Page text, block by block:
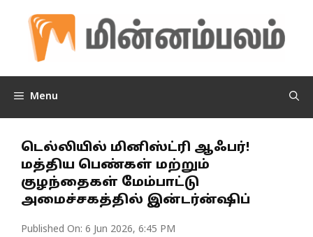
content
Menu
டெல்லியில் மினிஸ்ட்ரி ஆஃபர்!
மத்திய பெண்கள் மற்றும்
குழந்தைகள் மேம்பாட்டு
அமைச்சகத்தில் இன்டர்ன்ஷிப்
Published On: 6 Jun 2026, 6:45 PM